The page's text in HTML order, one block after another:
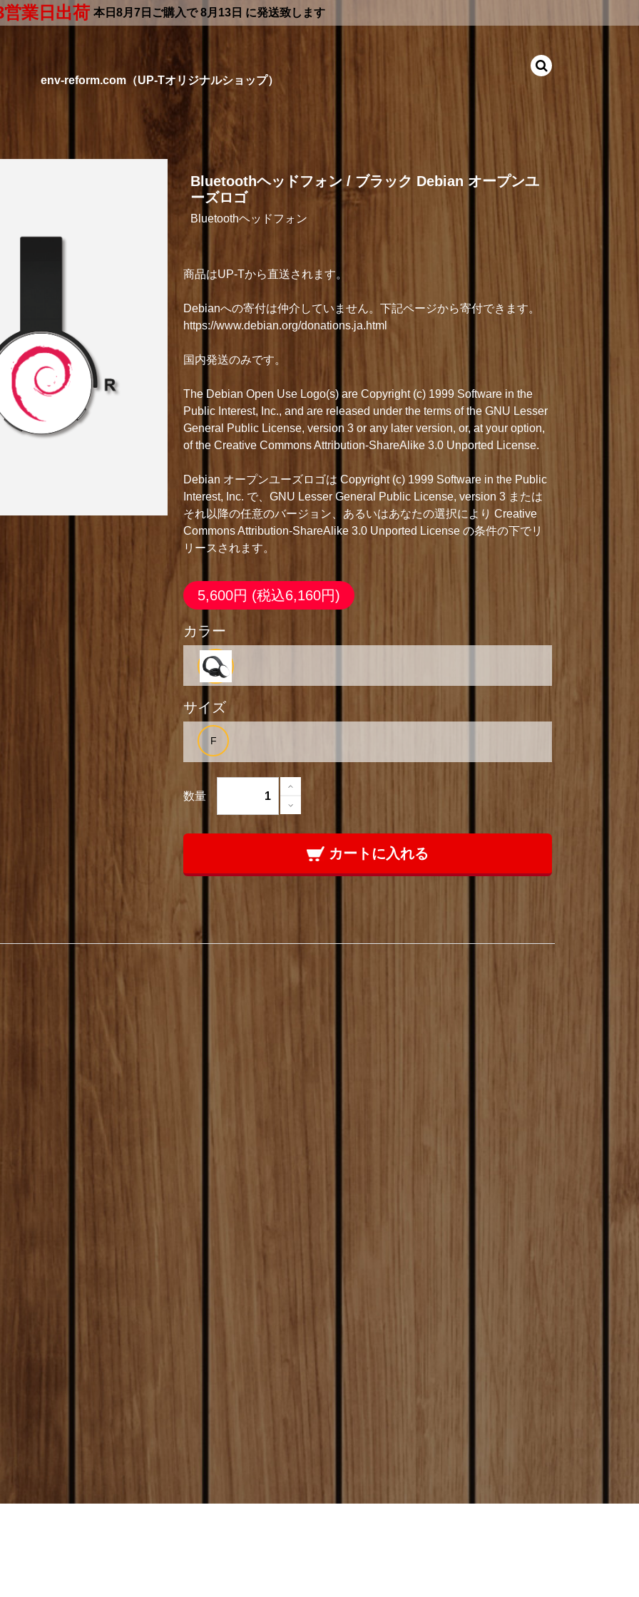
営業日出荷 本日 8月7日 ご購入で8月13日 に発送致します
env-reform.com（UP-Tオリジナルショップ）
Bluetoothヘッドフォン / ブラック Debian オープンユ
ーズロゴ
Bluetoothヘッドフォン
商品はUP-Tから直送されます。
Debianへの寄付は仲介していません。下記ページから寄付できます。
https://www.debian.org/donations.ja.html
国内発送のみです。
The Debian Open Use Logo(s) are Copyright (c) 1999 Software in the
Public Interest, Inc., and are released under the terms of the GNU Lesser
General Public License, version 3 or any later version, or, at your option,
of the Creative Commons Attribution-ShareAlike 3.0 Unported License.
Debian オープンユーズロゴは Copyright (c) 1999 Software in the Public
Interest, Inc. で、GNU Lesser General Public License, version 3 または
それ以降の任意のバージョン、あるいはあなたの選択により Creative
Commons Attribution-ShareAlike 3.0 Unported License の条件の下でリ
リースされます。
5,600円 (税込6,160円)
カラー
サイズ
数量
カートに入れる